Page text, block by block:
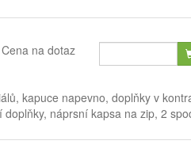
Cena na dotaz
kapuce napevno, doplňky v
náprsní kapsa na zip, 2